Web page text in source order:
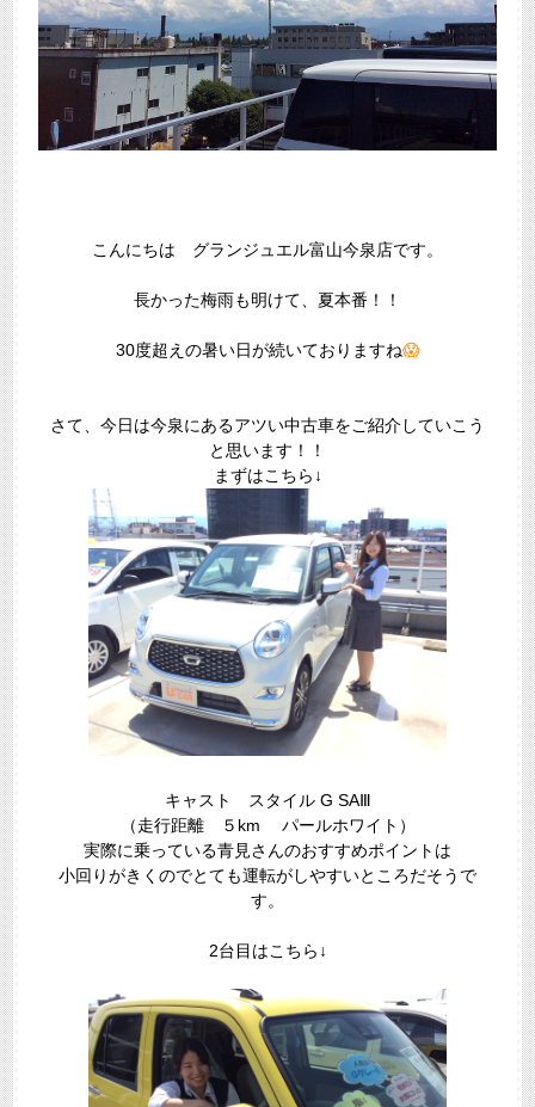
こんにちは グランジュエル富山今泉店です。
長かった梅雨も明けて、夏本番！！
30度超えの暑い日が続いておりますね😱
さて、今日は今泉にあるアツい中古車をご紹介していこう
と思います！！
まずはこちら↓
キャスト スタイル G SAⅢ
（走行距離 ５km パールホワイト）
実際に乗っている青見さんのおすすめポイントは
小回りがきくのでとても運転がしやすいところだそうで
す。
2台目はこちら↓